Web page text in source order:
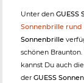
Unter den
Sonnenbrille rund
Sonnenbrille
schönen
kannst Du auch
der GUESS